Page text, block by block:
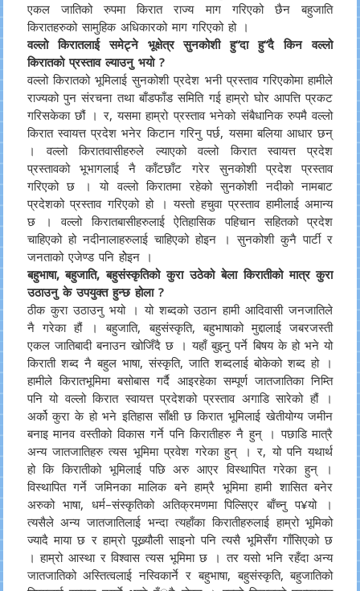
एकल जातिको रुपमा किरात राज्य माग गरिएको छैन बहुजाति
किरातहरुको सामुहिक अधिकारको माग गरिएको हो ।
वल्लो किरातलाई समेट्ने भूक्षेत्र सुनकोशी हु“दा हु“दै किन वल्लो
किरातको प्रस्ताव ल्याउनु भयो ?
वल्लो किरातको भूमिलाई सुनकोशी प्रदेश भनी प्रस्ताव गरिएकोमा हामीले
राज्यको पुन संरचना तथा बाँडफाँड समिति गई हाम्रो घोर आपत्ति प्रकट
गरिसकेका छौं । र, यसमा हाम्रो प्रस्ताव भनेको संबैधानिक रुपमै वल्लो
किरात स्वायत्त प्रदेश भनेर किटान गरिनु पर्छ, यसमा बलिया आधार छन्
। वल्लो किरातवासीहरुले ल्याएको वल्लो किरात स्वायत्त प्रदेश
प्रस्तावको भूभागलाई नै काँटछाँट गरेर सुनकोशी प्रदेश प्रस्ताव
गरिएको छ । यो वल्लो किरातमा रहेको सुनकोशी नदीको नामबाट
प्रदेशको प्रस्ताव गरिएको हो । यस्तो हचुवा प्रस्ताव हामीलाई अमान्य
छ । वल्लो किरातबासीहरुलाई ऐतिहासिक पहिचान सहितको प्रदेश
चाहिएको हो नदीनालाहरुलाई चाहिएको होइन । सुनकोशी कुनै पार्टी र
जनताको एजेण्ड पनि होेइन ।
बहुभाषा, बहुजाति, बहुसंस्कृतिको कुरा उठेको बेला किरातीको मात्र कुरा
उठाउनु के उपयुक्त हुन्छ होला ?
ठीक कुरा उठाउनु भयो । यो शब्दको उठान हामी आदिवासी जनजातिले
नै गरेका हौं । बहुजाति, बहुसंस्कृति, बहुभाषाको मुद्दालाई जबरजस्ती
एकल जातिबादी बनाउन खोजिँदै छ । यहाँ बुझ्नु पर्ने बिषय के हो भने यो
किराती शब्द नै बहुल भाषा, संस्कृति, जाति शब्दलाई बोकेको शब्द हो ।
हामीले किरातभूमिमा बसोबास गर्दै आइरहेका सम्पूर्ण जातजातिका निम्ति
पनि यो वल्लो किरात स्वायत्त प्रदेशको प्रस्ताव अगाडि सारेको हौं ।
अर्को कुरा के हो भने इतिहास साँक्षी छ किरात भूमिलाई खेतीयोग्य जमीन
बनाइ मानव वस्तीको विकास गर्ने पनि किरातीहरु नै हुन् । पछाडि मात्रै
अन्य जातजातिहरु त्यस भूमिमा प्रवेश गरेका हुन् । र, यो पनि यथार्थ
हो कि किरातीको भूमिलाई पछि अरु आएर विस्थापित गरेका हुन् ।
विस्थापित गर्ने जमिनका मालिक बने हाम्रै भूमिमा हामी शासित बनेर
अरुको भाषा, धर्म–संस्कृतिको अतिक्रमणमा पिल्सिएर बाँच्नु प¥यो ।
त्यसैले अन्य जातजातिलाई भन्दा त्यहाँका किरातीहरुलाई हाम्रो भूमिको
ज्यादै माया छ र हाम्रो पूख्र्यौली साइनो पनि त्यसै भूमिसँग गाँसिएको छ
। हाम्रो आस्था र विश्वास त्यस भूमिमा छ । तर यसो भनि रहँदा अन्य
जातजातिको अस्तित्वलाई नस्विकार्ने र बहुभाषा, बहुसंस्कृति, बहुजातिको